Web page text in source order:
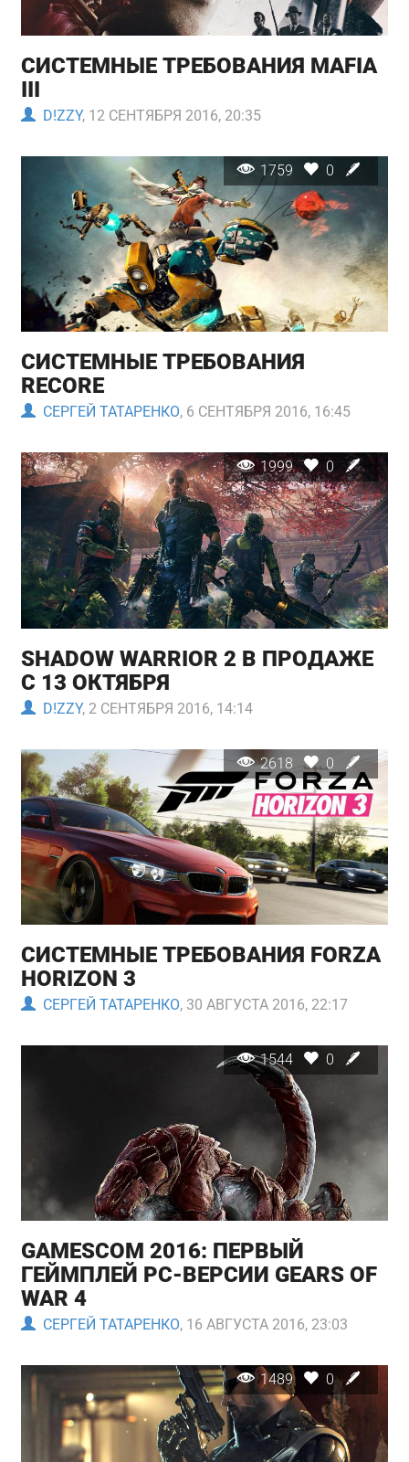
СИСТЕМНЫЕ ТРЕБОВАНИЯ MAFIA
III
D!ZZY, 12 СЕНТЯБРЯ 2016, 20:35
1759 0
СИСТЕМНЫЕ ТРЕБОВАНИЯ
RECORE
СЕРГЕЙ ТАТАРЕНКО, 6 СЕНТЯБРЯ 2016, 16:45
1999 0
SHADOW WARRIOR 2 В ПРОДАЖЕ
С 13 ОКТЯБРЯ
D!ZZY, 2 СЕНТЯБРЯ 2016, 14:14
2618 0
СИСТЕМНЫЕ ТРЕБОВАНИЯ FORZA
HORIZON 3
СЕРГЕЙ ТАТАРЕНКО, 30 АВГУСТА 2016, 22:17
1544 0
GAMESCOM 2016: ПЕРВЫЙ
ГЕЙМПЛЕЙ PC-ВЕРСИИ GEARS OF
WAR 4
СЕРГЕЙ ТАТАРЕНКО, 16 АВГУСТА 2016, 23:03
1489 0